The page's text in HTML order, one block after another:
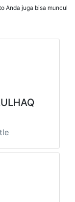
Anda juga bisa muncul